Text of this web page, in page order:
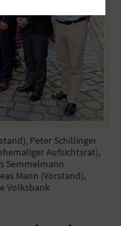
Peter Schillinger
Aufsichtsrat),
Semmelmann
Mann (Vorstand),
Volksbank